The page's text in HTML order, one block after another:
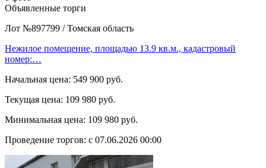
Объявленные торги
Лот №897799 / Томская область
Нежилое помещение, площадью 13.9 кв.м., кадастровый
номер:…
Начальная цена: 549 900 руб.
Текущая цена: 109 980 руб.
Минимальная цена: 109 980 руб.
Проведение торгов: с 07.06.2026 00:00